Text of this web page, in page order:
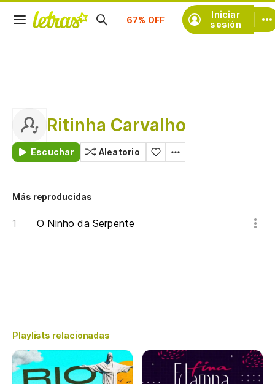
Iniciar
sesión
Suscríbete
Ritinha Carvalho
Escuchar Aleatorio
Más reproducidas
O Ninho da Serpente
Playlists relacionadas